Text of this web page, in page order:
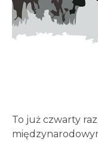
To już czwarty